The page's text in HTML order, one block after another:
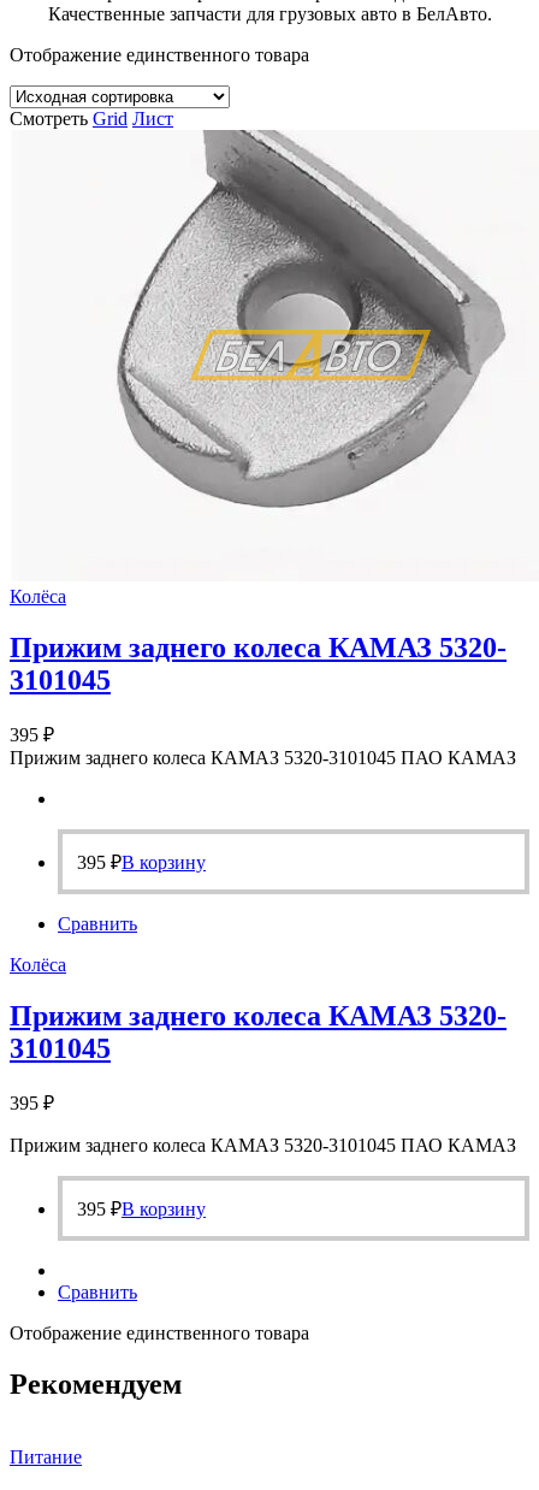
Качественные запчасти для грузовых авто в БелАвто.
Отображение единственного товара
Смотреть Grid Лист
Колёса
Прижим заднего колеса КАМАЗ 5320-
3101045
395 ₽
Прижим заднего колеса КАМАЗ 5320-3101045 ПАО КАМАЗ
395 ₽В корзину
Сравнить
Колёса
Прижим заднего колеса КАМАЗ 5320-
3101045
395 ₽
Прижим заднего колеса КАМАЗ 5320-3101045 ПАО КАМАЗ
395 ₽В корзину
Сравнить
Отображение единственного товара
Рекомендуем
Питание